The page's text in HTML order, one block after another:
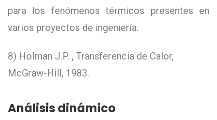
para los fenómenos térmicos presentes en
varios proyectos de ingeniería.
8) Holman J.P. , Transferencia de Calor,
McGraw-Hill, 1983.
Análisis dinámico